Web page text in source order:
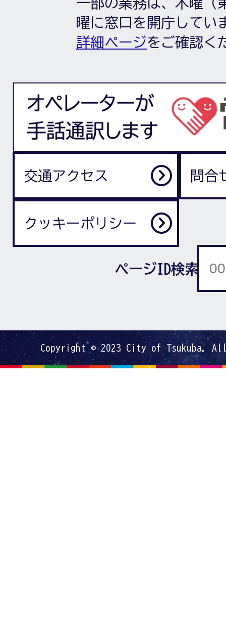
曜に窓口を開庁してい
詳細ページをご確認く
交通アクセス 問合
クッキーポリシー
ページID検索
Copyright © 2023 City of Tsukuba.